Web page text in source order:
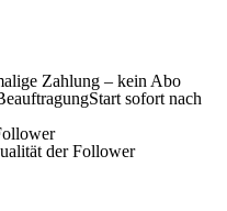
Zahlung – kein Abo
Start sofort nach
der Follower